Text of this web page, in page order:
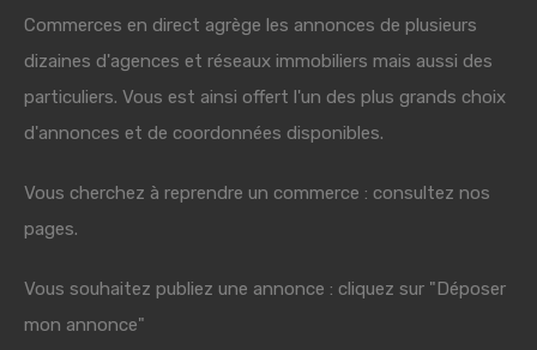
Commerces en direct agrège les annonces de plusieurs
dizaines d'agences et réseaux immobiliers mais aussi des
particuliers. Vous est ainsi offert l'un des plus grands choix
d'annonces et de coordonnées disponibles.
Vous cherchez à reprendre un commerce : consultez nos
pages.
Vous souhaitez publiez une annonce : cliquez sur "Déposer
mon annonce"